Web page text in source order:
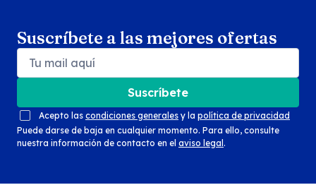
Suscríbete a las mejores ofertas
Suscríbete
Acepto las condiciones generales y la política de privacidad
Puede darse de baja en cualquier momento. Para ello, consulte
nuestra información de contacto en el aviso legal .